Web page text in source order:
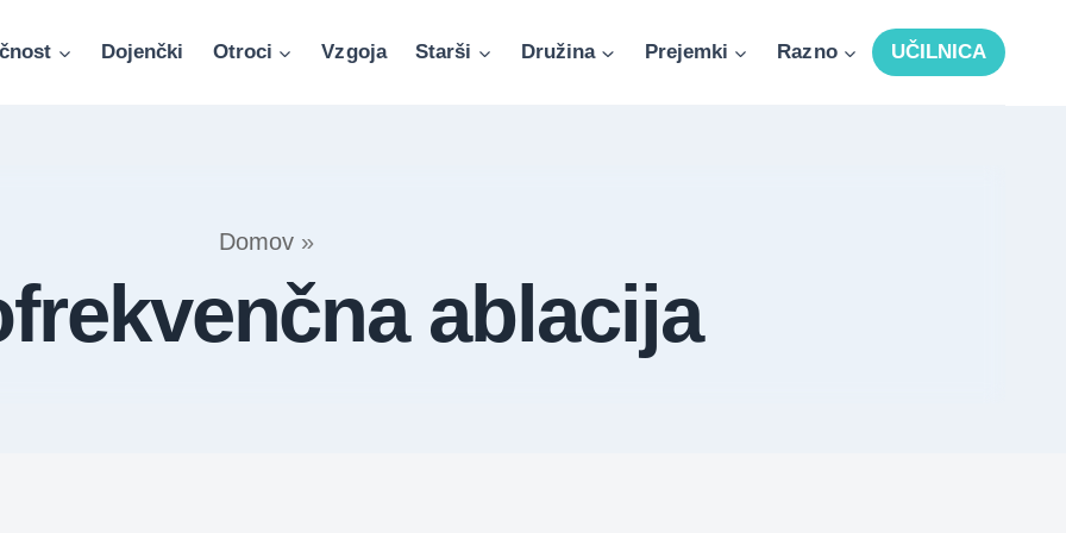
Dojenčki Otroci Vzgoja Starši Družina Prejemki Razno UČILNICA
Domov »
ablacija